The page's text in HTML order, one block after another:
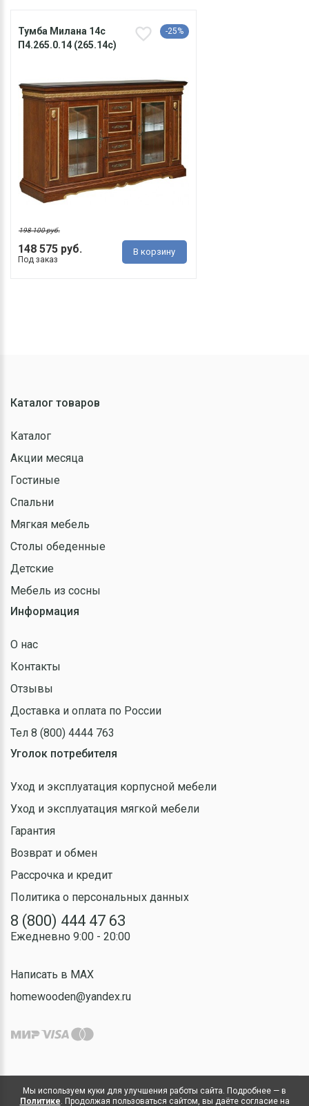
Тумба Милана 14с
П4.265.0.14 (265.14с)
-25%
148 575 руб.
198 100 руб.
Под заказ
В корзину
Каталог товаров
Каталог
Акции месяца
Гостиные
Спальни
Мягкая мебель
Столы обеденные
Детские
Мебель из сосны
Информация
О нас
Контакты
Отзывы
Доставка и оплата по России
Тел 8 (800) 4444 763
Уголок потребителя
Уход и эксплуатация корпусной мебели
Уход и эксплуатация мягкой мебели
Гарантия
Возврат и обмен
Рассрочка и кредит
Политика о персональных данных
8 (800) 444 47 63
Ежедневно 9:00 - 20:00
Написать в MAX
homewooden@yandex.ru
Мы используем куки для улучшения работы сайта. Подробнее — в
Политике. Продолжая пользоваться сайтом, вы даёте согласие на